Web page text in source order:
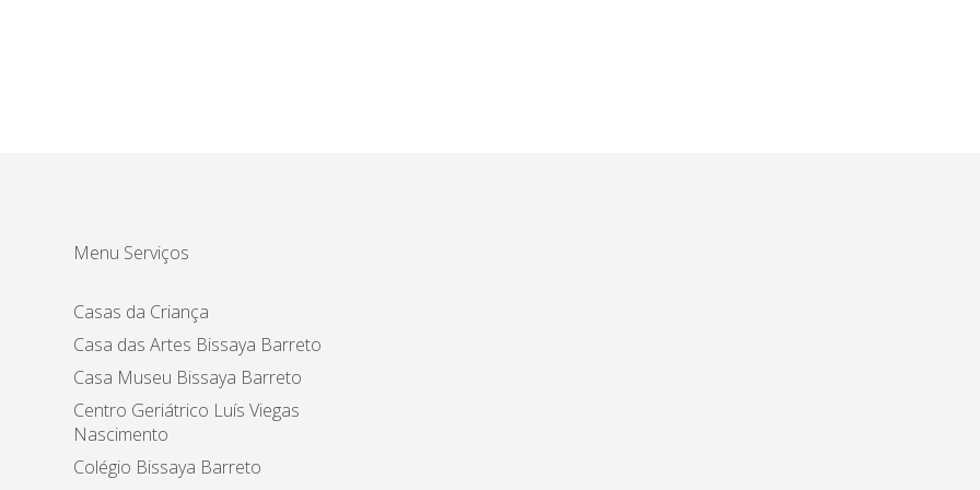
Menu Serviços
Casas da Criança
Casa das Artes Bissaya Barreto
Casa Museu Bissaya Barreto
Centro Geriátrico Luís Viegas
Nascimento
Colégio Bissaya Barreto